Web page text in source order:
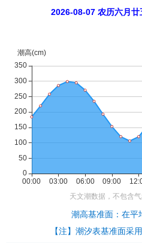
2026-08-07 农历六月廿
潮高基准面：在平
【注】潮汐表基准面采